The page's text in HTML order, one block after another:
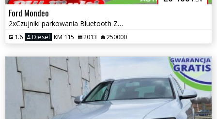
Ford Mondeo
2xCzujniki parkowania Bluetooth Zarejestrowany w PL ZAMIANA GWARANCJA!
1.6 Diesel KM 115 2013 250000